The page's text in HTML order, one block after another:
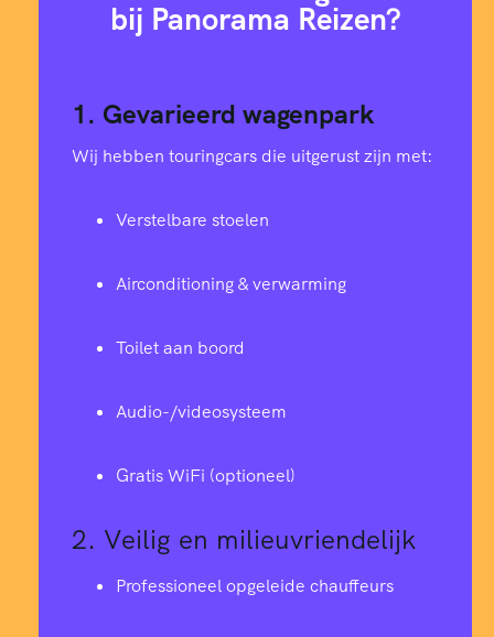
bij Panorama Reizen?
1. Gevarieerd wagenpark
Wij hebben touringcars die uitgerust zijn met:
Verstelbare stoelen
Airconditioning & verwarming
Toilet aan boord
Audio-/videosysteem
Gratis WiFi (optioneel)
2. Veilig en milieuvriendelijk
Professioneel opgeleide chauffeurs